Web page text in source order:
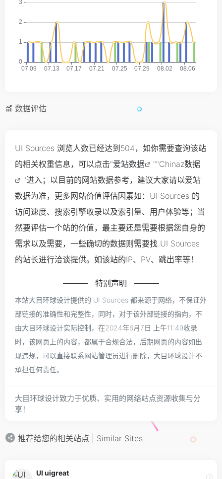
数据评估
UI Sources 浏览人数已经达到504，如你需要查询该站
的相关权重信息，可以点击"爱站数据 ""Chinaz数据
"进入；以目前的网站数据参考，建议大家请以爱站
数据为准，更多网站价值评估因素如：UI Sources 的
访问速度、搜索引擎收录以及索引量、用户体验等；当
然要评估一个站的价值，最主要还是需要根据您自身的
需求以及需要，一些确切的数据则需要找 UI Sources
的站长进行洽谈提供。如该站的IP、PV、跳出率等！
特别声明
本站大目环球设计提供的 UI Sources 都来源于网络，不保证外
部链接的准确性和完整性，同时，对于该外部链接的指向，不
由大目环球设计实际控制，在2024年6月7日 上午11:49收录
时，该网页上的内容，都属于合规合法，后期网页的内容如出
现违规，可以直接联系网站管理员进行删除，大目环球设计不
承担任何责任。
大目环球设计致力于优质、实用的网络站点资源收集与分
享！
推荐给您的相关站点 | Similar Sites
UI uigreat